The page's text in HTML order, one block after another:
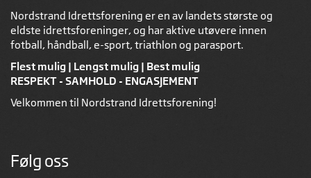
Nordstrand Idrettsforening er en av landets største og
eldste idrettsforeninger, og har aktive utøvere innen
fotball, håndball, e-sport, triathlon og parasport.
Flest mulig | Lengst mulig | Best mulig
RESPEKT - SAMHOLD - ENGASJEMENT
Velkommen til Nordstrand Idrettsforening!
Følg oss